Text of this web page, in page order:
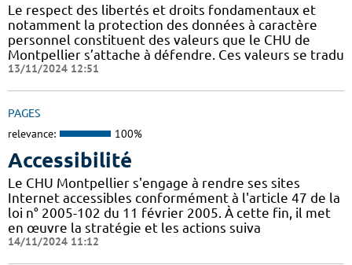
Le respect des libertés et droits fondamentaux et
notamment la protection des données à caractère
personnel constituent des valeurs que le CHU de
Montpellier s’attache à défendre. Ces valeurs se tradu
13/11/2024 12:51
PAGES
relevance: 100%
Accessibilité
Le CHU Montpellier s'engage à rendre ses sites
Internet accessibles conformément à l'article 47 de la
loi n° 2005-102 du 11 février 2005. À cette fin, il met
en œuvre la stratégie et les actions suiva
14/11/2024 11:12